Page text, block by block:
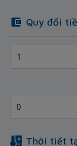
Quy đổi
Thời tiết